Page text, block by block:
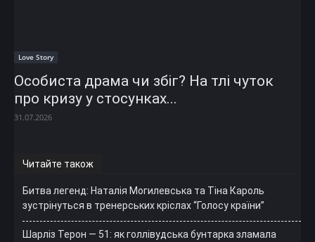
Love Story
Особиста драма чи збіг? На тлі чуток
про кризу у стосунках...
31.07.2026
Читайте також
Битва легенд: Наталія Могилевська та Тіна Кароль
зустрінуться в тренерських кріслах “Голосу країни”
Шарліз Терон — 51: як голлівудська бунтарка зламала